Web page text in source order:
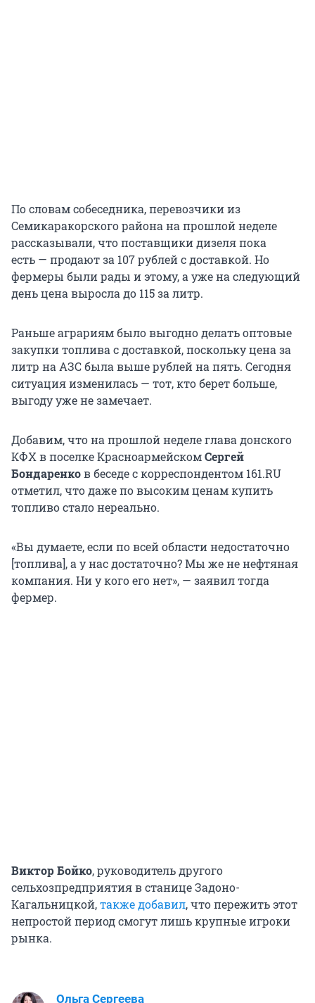
По словам собеседника, перевозчики из
Семикаракорского района на прошлой неделе
рассказывали, что поставщики дизеля пока
есть — продают за 107 рублей с доставкой. Но
фермеры были рады и этому, а уже на следующий
день цена выросла до 115 за литр.
Раньше аграриям было выгодно делать оптовые
закупки топлива с доставкой, поскольку цена за
литр на АЗС была выше рублей на пять. Сегодня
ситуация изменилась — тот, кто берет больше,
выгоду уже не замечает.
Добавим, что на прошлой неделе глава донского
КФХ в поселке КрасноармейскомСергей
Бондаренков беседе с корреспондентом 161.RU
отметил, что даже по высоким ценам купить
топливо стало нереально.
«Вы думаете, если по всей области недостаточно
[топлива], а у нас достаточно? Мы же не нефтяная
компания. Ни у кого его нет», — заявил тогда
фермер.
Виктор Бойко, руководитель другого
сельхозпредприятия в станице Задоно-
Кагальницкой,также добавил, что пережить этот
непростой период смогут лишь крупные игроки
рынка.
Ольга Сергеева